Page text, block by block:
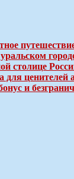
столице
ценителей
и